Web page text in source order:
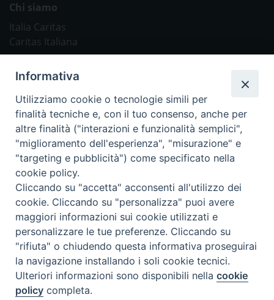
Chi siamo
Italia Caritas
Caritas Italiana
Caritas Internationalis
TV 2000
Inblu 2000
Avvenire
Sir
Scarp de’ Tenis
Newsletter
ISCRIVITI ALLA NEWSLETTER
Informativa
Utilizziamo cookie o tecnologie simili per
finalità tecniche e, con il tuo consenso, anche per
altre finalità ("interazioni e funzionalità semplici",
"miglioramento dell'esperienza", "misurazione" e
"targeting e pubblicità") come specificato nella
cookie policy.
Cliccando su "accetta" acconsenti all'utilizzo dei
cookie. Cliccando su "personalizza" puoi avere
maggiori informazioni sui cookie utilizzati e
personalizzare le tue preferenze. Cliccando su
"rifiuta" o chiudendo questa informativa proseguirai
la navigazione installando i soli cookie tecnici.
Ulteriori informazioni sono disponibili nellacookie
policy completa.